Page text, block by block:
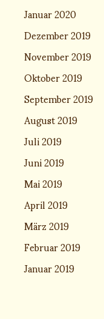
Januar 2020
Dezember 2019
November 2019
Oktober 2019
September 2019
August 2019
Juli 2019
Juni 2019
Mai 2019
April 2019
März 2019
Februar 2019
Januar 2019